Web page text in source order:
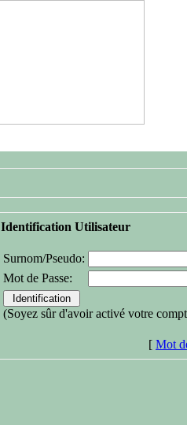
Identification Utilisateur
Surnom/Pseudo:
Mot de Passe:
(Soyez sûr d'avoir activé votre
[ Mot